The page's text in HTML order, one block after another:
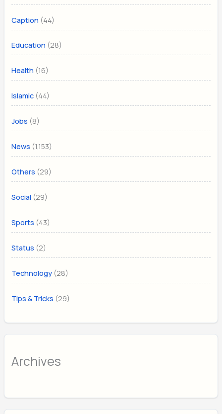
Caption (44)
Education (28)
Health (16)
Islamic (44)
Jobs (8)
News (1,153)
Others (29)
Social (29)
Sports (43)
Status (2)
Technology (28)
Tips & Tricks (29)
Archives